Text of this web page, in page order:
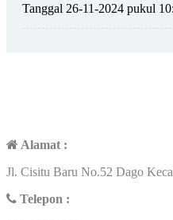
Tanggal 26-11-2024 pukul
Alamat :
Jl. Cisitu Baru No.52 Dago
Telepon :